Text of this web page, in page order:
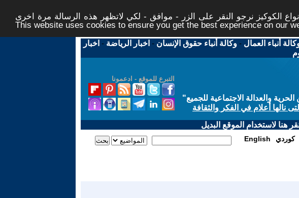
الكوكيز نرجو النقر على الزر - موافق - لكي لاتظهر هذه الرسالة مرة اخرى -
This website uses cookies to ensure you get the best experience on our
أنباء العمال -وكالة أنباء حقوق الإنسان - اخبار الرياضة - اخبار
التبرع للموقع - ادعمونا
والعدالة الاجتماعية للجميع"
نالها أعلام في الفكر والثقافة
هنا لاستخدام الموقع البديل
English كوردي